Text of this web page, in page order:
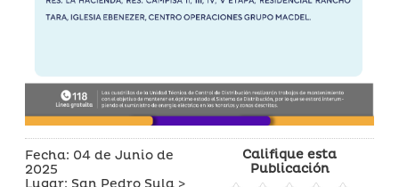
Fecha: 04 de Junio de
2025
Lugar: San Pedro Sula >
Califique esta
Publicación